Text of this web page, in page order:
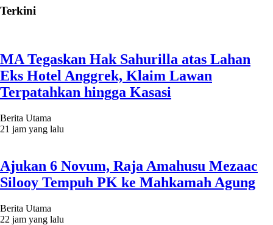
Terkini
MA Tegaskan Hak Sahurilla atas Lahan
Eks Hotel Anggrek, Klaim Lawan
Terpatahkan hingga Kasasi
Berita Utama
21 jam yang lalu
Ajukan 6 Novum, Raja Amahusu Mezaac
Silooy Tempuh PK ke Mahkamah Agung
Berita Utama
22 jam yang lalu